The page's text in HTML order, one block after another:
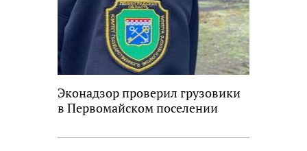
Эконадзор проверил грузовики
в Первомайском поселении